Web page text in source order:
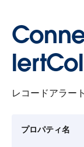
レコードアラー
プロパティ名